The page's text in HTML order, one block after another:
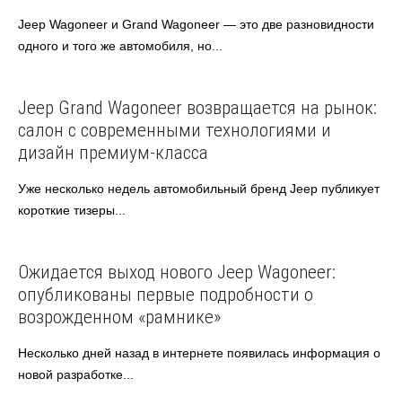
Jeep Wagoneer и Grand Wagoneer — это две разновидности
одного и того же автомобиля, но...
Jeep Автоновости
Jeep Grand Wagoneer возвращается на рынок:
салон с современными технологиями и
дизайн премиум-класса
Уже несколько недель автомобильный бренд Jeep публикует
короткие тизеры...
Jeep
Ожидается выход нового Jeep Wagoneer:
опубликованы первые подробности о
возрожденном «рамнике»
Несколько дней назад в интернете появилась информация о
новой разработке...